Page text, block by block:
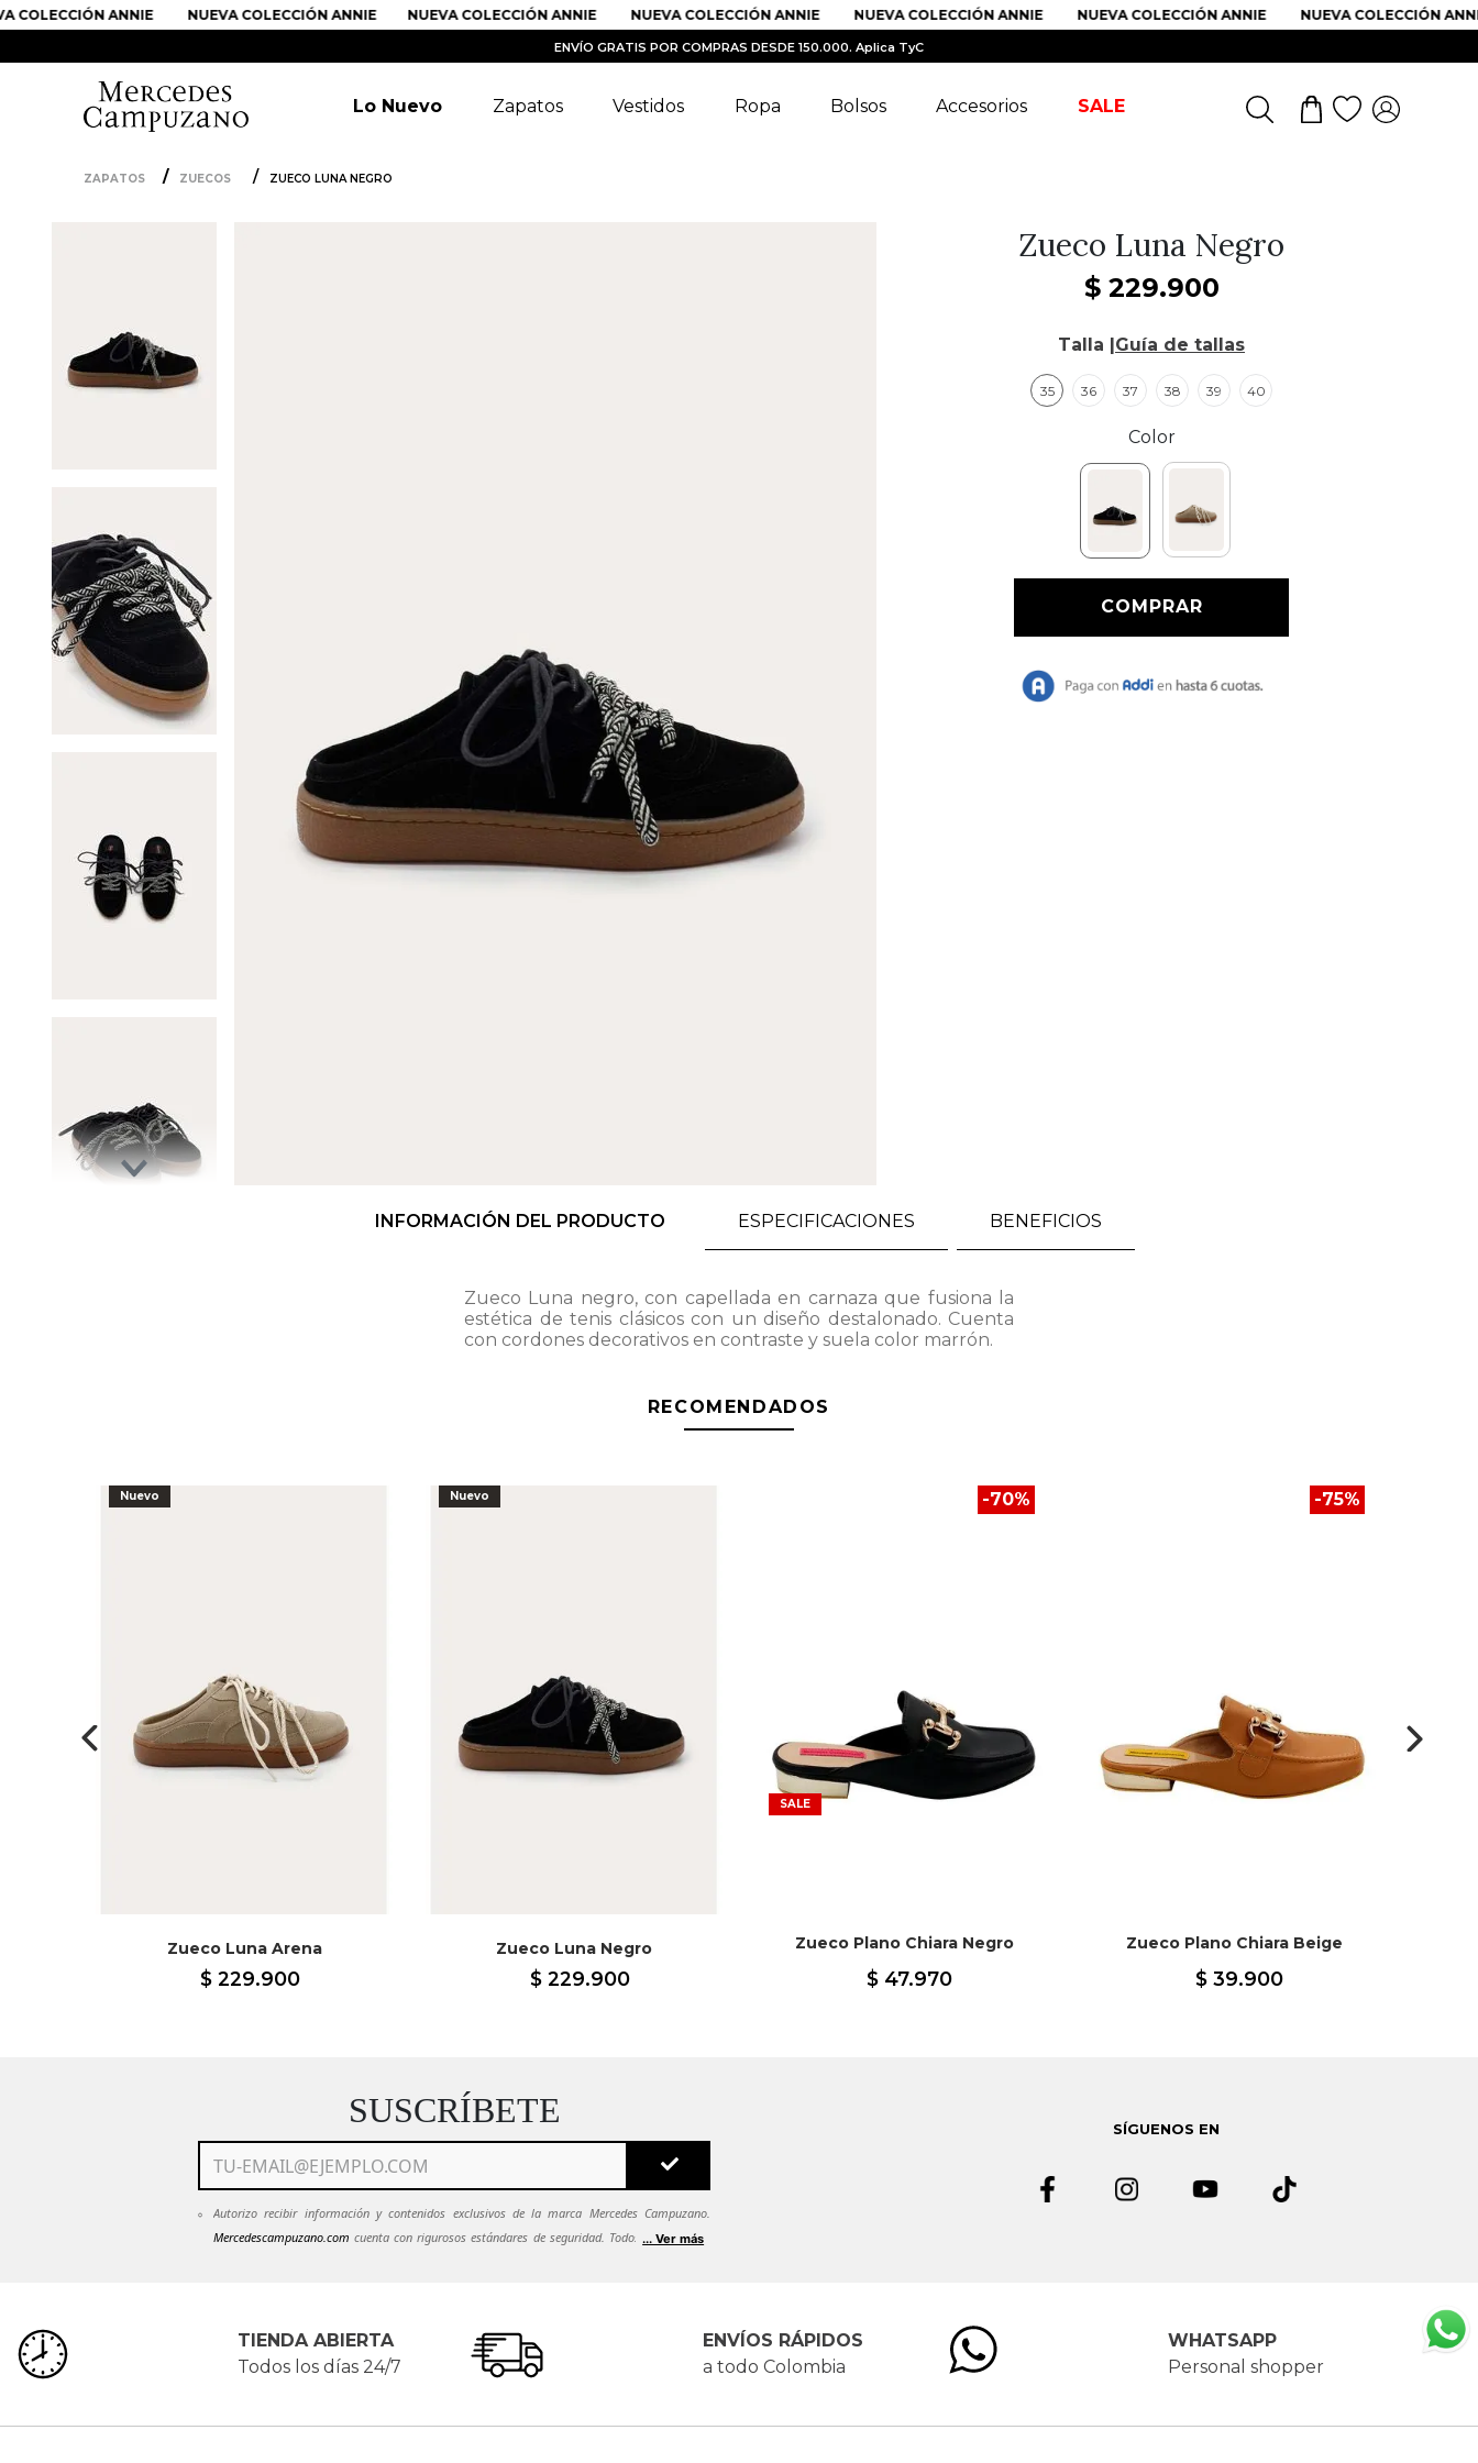
ANNIE NUEVA COLECCIÓN ANNIE NUEVA COLECCIÓN ANNIE NUEVA COLECCIÓN ANNIE NUEVA COLECCIÓN ANNIE NUEVA COLECCIÓN ANNIE NUEVA COLECCIÓN ANNIE
ENVÍO GRATIS POR COMPRAS DESDE 150.000. Aplica TyC
Lo Nuevo Zapatos Vestidos Ropa Bolsos Accesorios SALE
ZAPATOS ZUECOS ZUECO LUNA NEGRO
Zueco Luna Negro
$ 229.900
Talla |Guía de tallas
35 36 37 38 39 40
Color
INFORMACIÓN DEL PRODUCTO ESPECIFICACIONES BENEFICIOS
Zueco Luna negro, con capellada en carnaza que fusiona la
estética de tenis clásicos con un diseño destalonado. Cuenta
con cordones decorativos en contraste y suela color marrón.
RECOMENDADOS
Nuevo
Zueco Luna Arena
$ 229.900
Nuevo
Zueco Luna Negro
$ 229.900
SALE
-70%
Zueco Plano Chiara Negro
$ 47.970
-75%
Zueco Plano Chiara Beige
$ 39.900
SUSCRÍBETE
Autorizo recibir información y contenidos exclusivos de la marca Mercedes Campuzano.
Mercedescampuzano.com cuenta con rigurosos estándares de seguridad. Todos tus datos se
... Ver más
SÍGUENOS EN
TIENDA ABIERTA
Todos los días 24/7
ENVÍOS RÁPIDOS
a todo Colombia
WHATSAPP
Personal shopper